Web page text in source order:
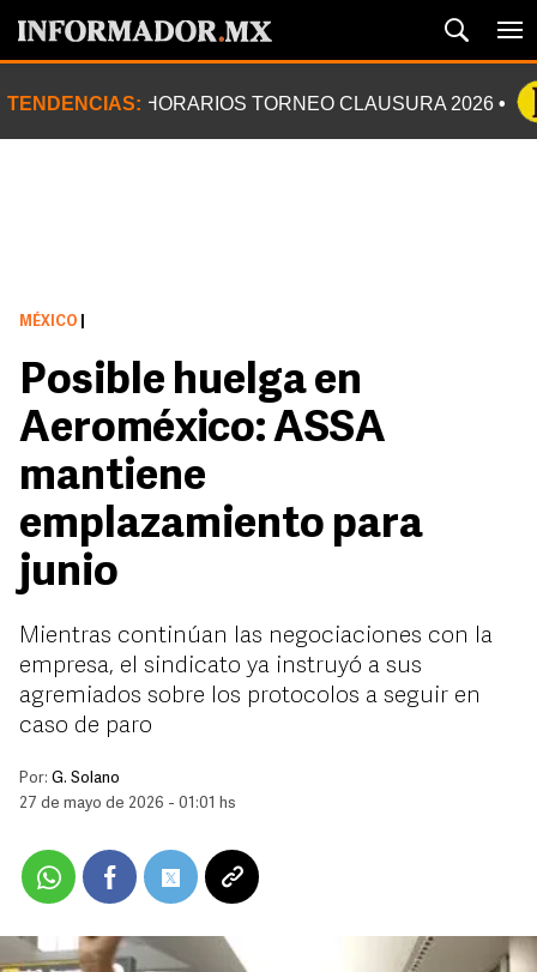
TENDENCIAS: HORARIOS TORNEO CLAUSURA 2026
MÉXICO
Posible huelga en
Aeroméxico: ASSA
mantiene
emplazamiento para
junio
Mientras continúan las negociaciones con la
empresa, el sindicato ya instruyó a sus
agremiados sobre los protocolos a seguir en
caso de paro
Por: G. Solano
27 de mayo de 2026 - 01:01 hs